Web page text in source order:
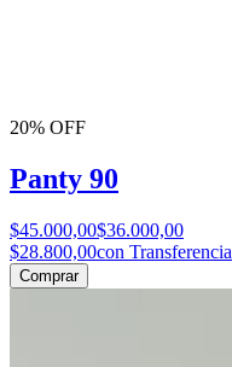
20% OFF
Panty 90
$45.000,00$36.000,00
$28.800,00con Transferencia
Comprar